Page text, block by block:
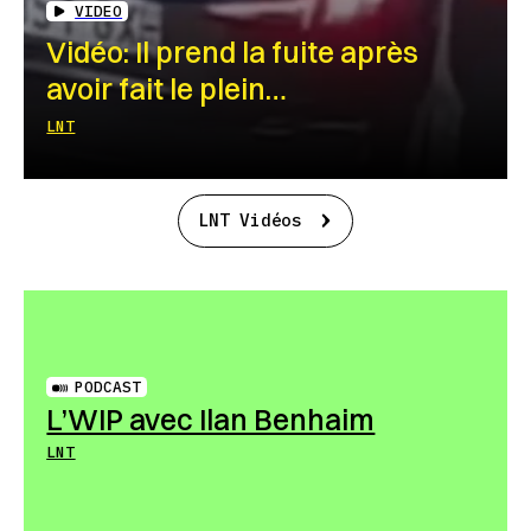
VIDEO
Vidéo: Il prend la fuite après
avoir fait le plein…
LNT
LNT Vidéos
PODCAST
L’WIP avec Ilan Benhaim
LNT